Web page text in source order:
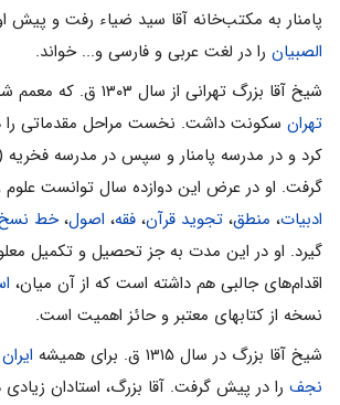
پامنار به مکتب‌خانه آقا سید ضیاء رفت و پیش
الصبیان را در لغت عربی و فارسی و... خواند.
شیخ آقا بزرگ تهرانی از سال ۱۳۰۳ ق. که معمم شد، تا سال ۱۳۱۵ ق. در
تهران سکونت داشت. نخست مراحل مقدماتی را
کرد و در مدرسه پامنار و سپس در مدرسه
گرفت. او در عرض این دوازده سال توانست
ادبیات، منطق، تجوید قرآن، فقه، اصول،خط
گیرد. او در این مدت به جز تحصیل و تکمیل
اقدام‌های جالبی هم داشته است که از آن میان،
نسخه از کتابهای معتبر و حائز اهمیت است.
شیخ آقا بزرگ در سال ۱۳۱۵ ق. برای همیشه
ایران
نجف را در پیش گرفت. آقا بزرگ، استادان